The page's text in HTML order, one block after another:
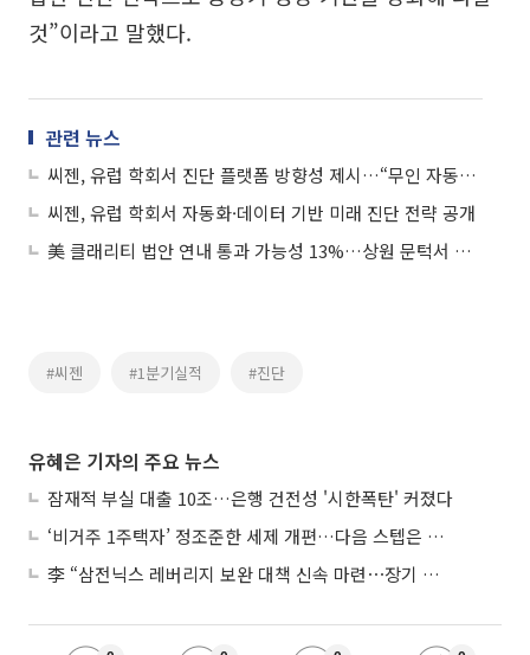
것”이라고 말했다.
관련 뉴스
씨젠, 유럽 학회서 진단 플랫폼 방향성 제시…“무인 자동화·실시간 데이터 연결”
씨젠, 유럽 학회서 자동화·데이터 기반 미래 진단 전략 공개
美 클래리티 법안 연내 통과 가능성 13%…상원 문턱서 제동
#씨젠 #1분기실적 #진단
유혜은 기자의 주요 뉴스
잠재적 부실 대출 10조…은행 건전성 '시한폭탄' 커졌다
‘비거주 1주택자’ 정조준한 세제 개편…다음 스텝은 금융 대책
李 “삼전닉스 레버리지 보완 대책 신속 마련⋯장기 채무 과감히 탕감”